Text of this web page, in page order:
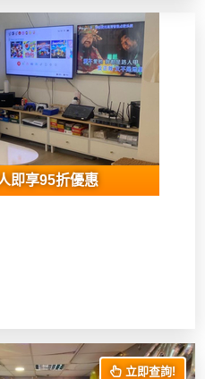
即享95折優惠
立即查詢!